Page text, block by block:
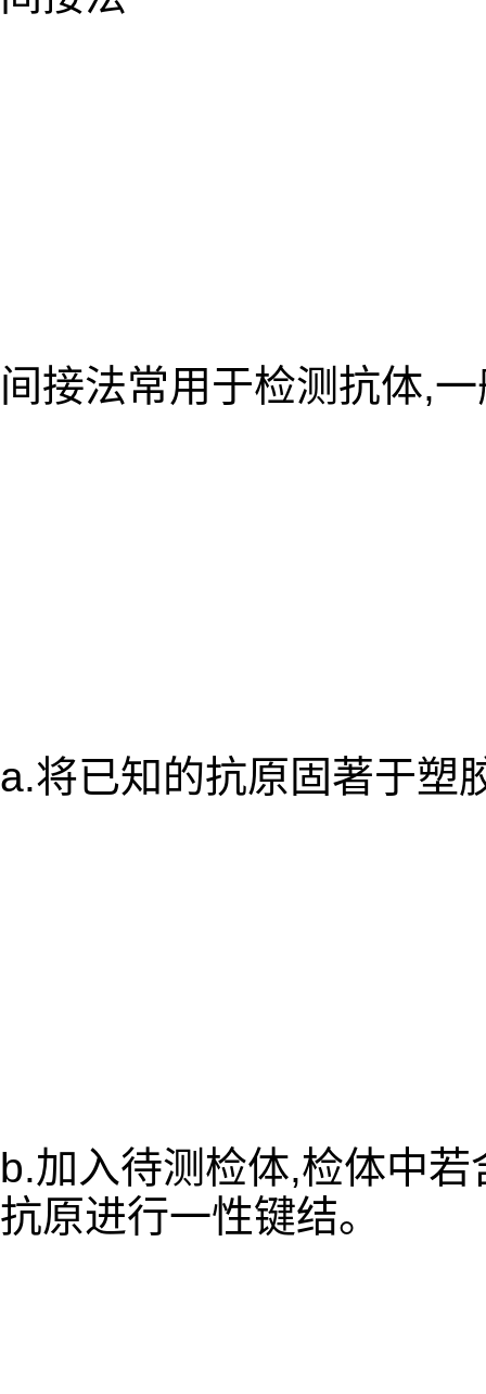
间接法常用于检测抗体,
a.将已知的抗原固著于塑
b.加入待测检体,检体中
抗原进行一性键结。